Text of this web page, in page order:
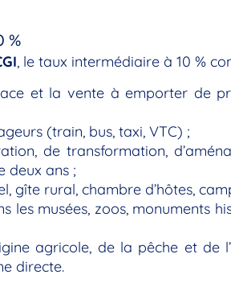
%
, le taux intermédiaire à 10 %
et la vente à emporter de
(train, bus, taxi, VTC) ;
de transformation,
deux ans ;
gîte rural, chambre d’hôtes,
les musées, zoos, monuments
agricole, de la pêche et de
directe.